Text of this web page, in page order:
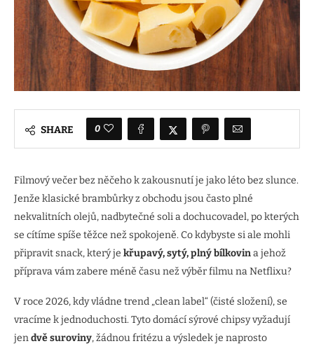
SHARE 0
Filmový večer bez něčeho k zakousnutí je jako léto bez slunce.
Jenže klasické brambůrky z obchodu jsou často plné
nekvalitních olejů, nadbytečné soli a dochucovadel, po kterých
se cítíme spíše těžce než spokojeně. Co kdybyste si ale mohli
připravit snack, který je křupavý, sytý, plný bílkovina jehož
příprava vám zabere méně času než výběr filmu na Netflixu?
V roce 2026, kdy vládne trend „clean label“ (čisté složení), se
vracíme k jednoduchosti. Tyto domácí sýrové chipsy vyžadují
jendvě suroviny, žádnou fritézu a výsledek je naprosto